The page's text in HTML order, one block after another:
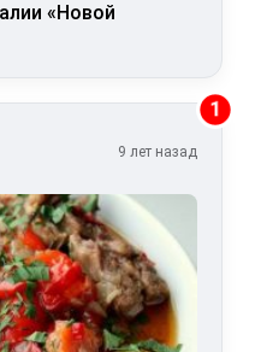
«Новой
1
9 лет назад